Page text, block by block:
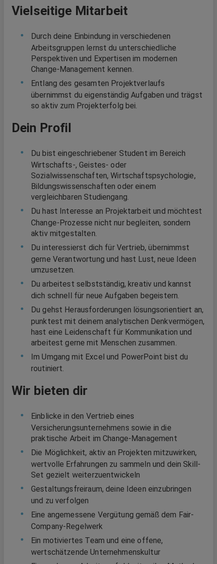
Vielseitige Mitarbeit
Durch deine Einbindung in verschiedenen
Arbeitsgruppen lernst du unterschiedliche
Perspektiven und Expertisen im modernen
Change-Management kennen.
Entlang des gesamten Projektverlaufs
übernimmst du eigenständig Aufgaben und trägst
so aktiv zum Projekterfolg bei.
Dein Profil
Du bist eingeschriebener Student im Bereich
Wirtschafts-, Geistes- oder
Sozialwissenschaften, Wirtschaftspsychologie,
Bildungswissenschaften oder einem
vergleichbaren Studiengang.
Du hast Interesse an Projektarbeit und möchtest
Change-Prozesse nicht nur begleiten, sondern
aktiv mitgestalten.
Du interessierst dich für Vertrieb, übernimmst
gerne Verantwortung und hast Lust, neue Ideen
umzusetzen.
Du arbeitest selbstständig, kreativ und kannst
dich schnell für neue Aufgaben begeistern.
Du gehst Herausforderungen lösungsorientiert an,
punktest mit deinem analytischen Denkvermögen,
hast eine Leidenschaft für Kommunikation und
arbeitest gerne mit Menschen zusammen.
Im Umgang mit Excel und PowerPoint bist du
routiniert.
Wir bieten dir
Einblicke in den Vertrieb eines
Versicherungsunternehmens sowie in die
praktische Arbeit im Change-Management
Die Möglichkeit, aktiv an Projekten mitzuwirken,
wertvolle Erfahrungen zu sammeln und dein Skill-
Set gezielt weiterzuentwickeln
Gestaltungsfreiraum, deine Ideen einzubringen
und zu verfolgen
Eine angemessene Vergütung gemäß dem Fair-
Company-Regelwerk
Ein motiviertes Team und eine offene,
wertschätzende Unternehmenskultur